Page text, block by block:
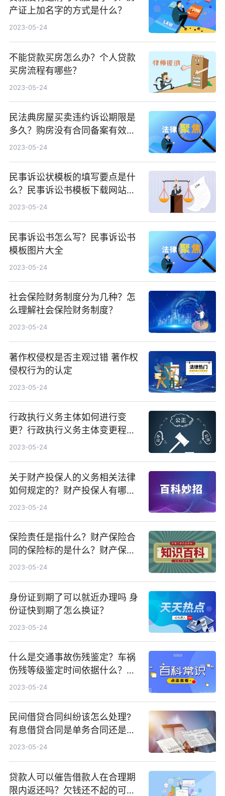
产证上加名字的方式是什么？
2023-05-24
不能贷款买房怎么办？个人贷款
买房流程有哪些？
2023-05-24
民法典房屋买卖违约诉讼期限是
多久？购房没有合同备案有效
吗？
2023-05-24
民事诉讼状模板的填写要点是什
么？民事诉讼书模板下载网站介
绍
2023-05-24
民事诉讼书怎么写？民事诉讼书
模板图片大全
2023-05-24
社会保险财务制度分为几种？怎
么理解社会保险财务制度？
2023-05-24
著作权侵权是否主观过错 著作权
侵权行为的认定
2023-05-24
行政执行义务主体如何进行变
更？行政执行义务主体变更程序
有哪些？
2023-05-24
关于财产投保人的义务相关法律
如何规定的？财产投保人有哪些
主要义务？财产保险合同有什么
2023-05-24
保险责任是指什么？财产保险合
同的保险标的是什么？财产保险
合同中保险费是什么意思？
2023-05-24
身份证到期了可以就近办理吗 身
份证快到期了怎么换证？
2023-05-24
什么是交通事故伤残鉴定？车祸
伤残等级鉴定时间依据什么？交
通事故关于车祸伤残等级鉴定时
2023-05-24
民间借贷合同纠纷该怎么处理?
有息借贷合同是单务合同还是双
务合同?
2023-05-24
贷款人可以催告借款人在合理期
限内返还吗？欠钱还不起的可以